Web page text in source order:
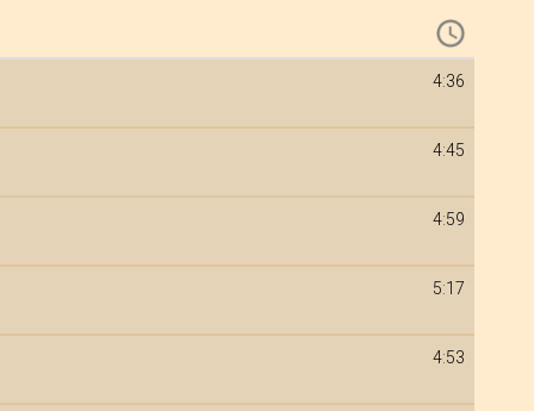
4:36
4:45
4:59
5:17
4:53